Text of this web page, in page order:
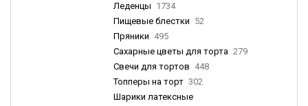
Леденцы 1734
Пищевые блестки 52
Пряники 495
Сахарные цветы для торта 279
Свечи для тортов 448
Топперы на торт 302
Шарики латексные